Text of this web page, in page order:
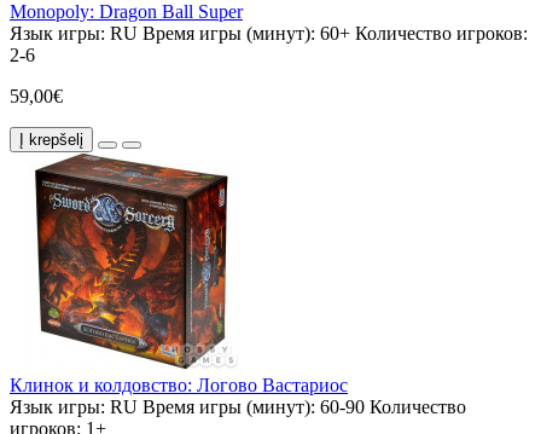
Monopoly: Dragon Ball Super
Язык игры: RU Время игры (минут): 60+ Количество игроков:
2-6
59,00€
Į krepšelį
Клинок и колдовство: Логово Вастариос
Язык игры: RU Время игры (минут): 60-90 Количество
игроков: 1+